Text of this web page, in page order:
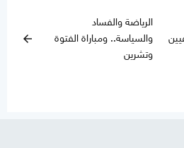
الرياضة والفساد
والسياسة.. ومباراة الفتوة
وتشرين
arrow_back